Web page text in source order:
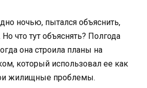
ночью, пытался объяснить,
что тут объяснять? Полгода
она строила планы на
который использовал ее как
жилищные проблемы.